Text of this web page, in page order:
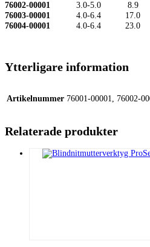
76002-00001
3.0-5.0 8.9
76003-00001
4.0-6.4 17.0
76004-00001
4.0-6.4 23.0
Ytterligare information
Artikelnummer 76001-00001, 76002-
Relaterade produkter